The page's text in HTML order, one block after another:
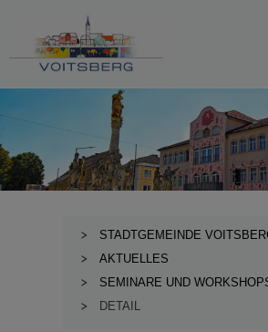
STADTGEMEINDE
AKTUELLES
SEMINARE UND
DETAIL